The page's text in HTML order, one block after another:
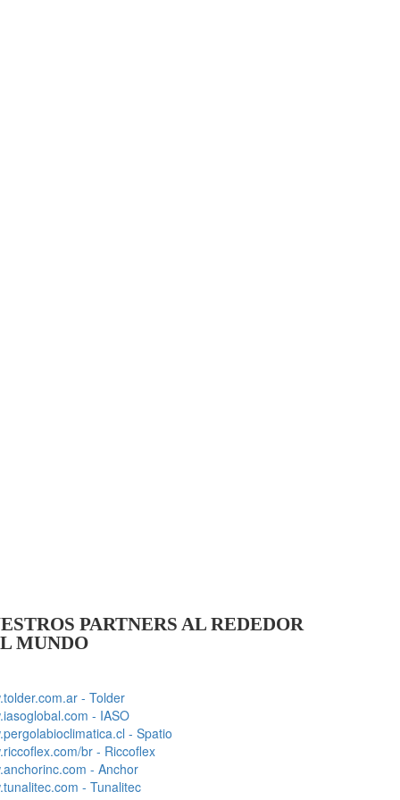
PARTNERS AL REDEDOR
MUNDO
- Tolder
- IASO
- Spatio
br - Riccoflex
- Anchor
- Tunalitec